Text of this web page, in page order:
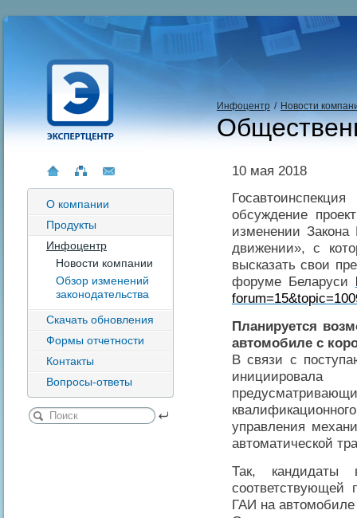
О компании
Продукты
Инфоцентр
Новости компании
Обзор изменений
законодательства
Скачать обновления
Формы отчетности
Контакты
Вопросы-ответы
Инфоцентр / Новости
10 мая 2018
обсуждение
изменении
движении», с
высказать свои
форуме Беларуси
Планируется
автомобиле с
В связи с
управления
автоматической
Так, кандидаты
соответствующей
ГАИ на